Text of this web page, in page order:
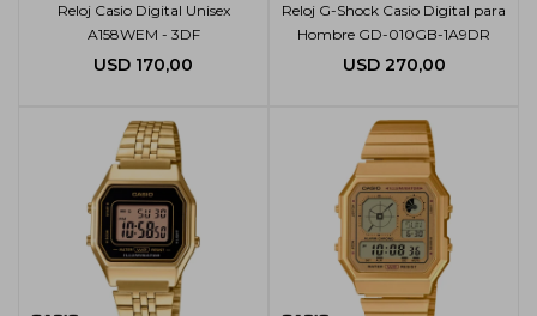
Reloj Casio Digital Unisex
A158WEM - 3DF
USD 170,00
Reloj G-Shock Casio Digital para
Hombre GD-010GB-1A9DR
USD 270,00